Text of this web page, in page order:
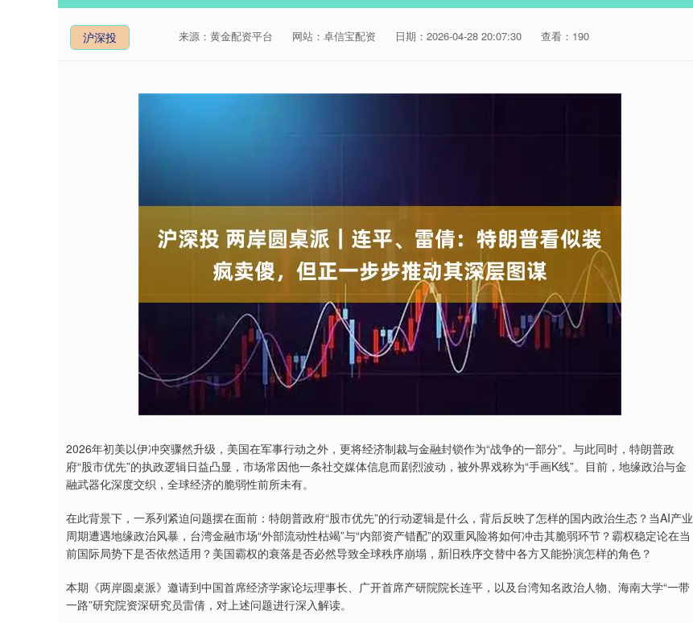
沪深投 来源：黄金配资平台 网站：卓信宝配资 日期：2026-04-28 20:07:30 查看：190
2026年初美以伊冲突骤然升级，美国在军事行动之外，更将经济制裁与金融封锁作为“战争的一部分”。与此同时，特朗普政
府“股市优先”的执政逻辑日益凸显，市场常因他一条社交媒体信息而剧烈波动，被外界戏称为“手画K线”。目前，地缘政治与金
融武器化深度交织，全球经济的脆弱性前所未有。
在此背景下，一系列紧迫问题摆在面前：特朗普政府“股市优先”的行动逻辑是什么，背后反映了怎样的国内政治生态？当AI产业
周期遭遇地缘政治风暴，台湾金融市场“外部流动性枯竭”与“内部资产错配”的双重风险将如何冲击其脆弱环节？霸权稳定论在当
前国际局势下是否依然适用？美国霸权的衰落是否必然导致全球秩序崩塌，新旧秩序交替中各方又能扮演怎样的角色？
本期《两岸圆桌派》邀请到中国首席经济学家论坛理事长、广开首席产研院院长连平，以及台湾知名政治人物、海南大学“一带
一路”研究院资深研究员雷倩，对上述问题进行深入解读。
深证成指 14311.01 200.89 1.42% 沪深300 4694.44 43.13